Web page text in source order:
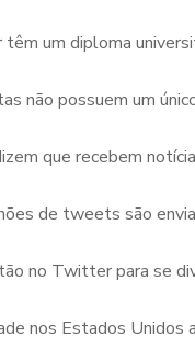
um diploma
não possuem um
que recebem
de tweets são
no Twitter para se
nos Estados Unidos